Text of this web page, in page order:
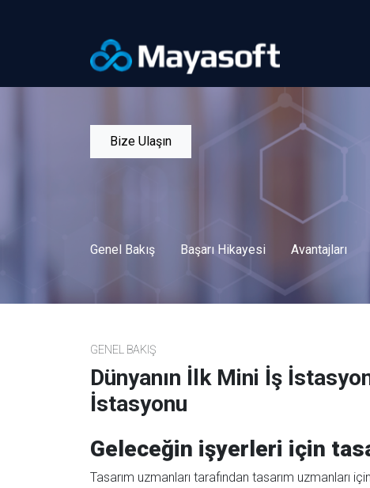
Bize Ulaşın
Genel Bakış Başarı Hikayesi Avantajları
GENEL BAKIŞ
Dünyanın İlk Mini İş
İstasyonu
Geleceğin işyerleri için
Tasarım uzmanları tarafından tasarım uzmanları